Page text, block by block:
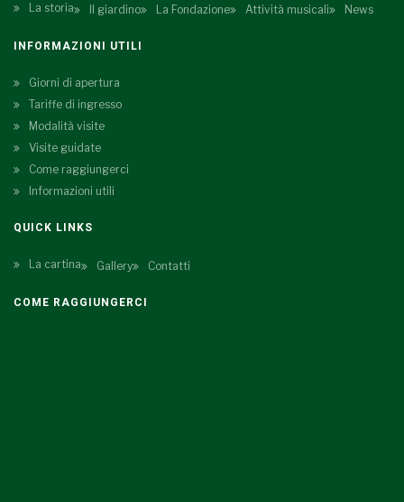
La storia Il giardino La Fondazione Attività musicali News
INFORMAZIONI UTILI
Giorni di apertura
Tariffe di ingresso
Modalità visite
Visite guidate
Come raggiungerci
Informazioni utili
QUICK LINKS
La cartina Gallery Contatti
COME RAGGIUNGERCI